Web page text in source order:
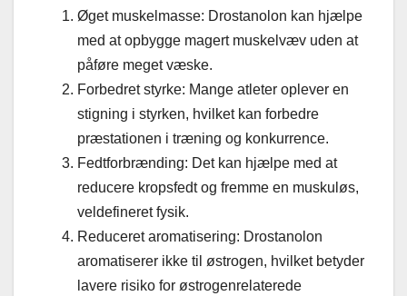
Øget muskelmasse: Drostanolon kan hjælpe
med at opbygge magert muskelvæv uden at
påføre meget væske.
Forbedret styrke: Mange atleter oplever en
stigning i styrken, hvilket kan forbedre
præstationen i træning og konkurrence.
Fedtforbrænding: Det kan hjælpe med at
reducere kropsfedt og fremme en muskuløs,
veldefineret fysik.
Reduceret aromatisering: Drostanolon
aromatiserer ikke til østrogen, hvilket betyder
lavere risiko for østrogenrelaterede